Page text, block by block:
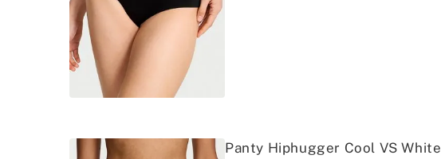
Panty Hiphugger Cool VS White